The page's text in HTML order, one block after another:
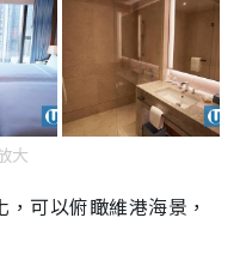
大
可以俯瞰維港海景，